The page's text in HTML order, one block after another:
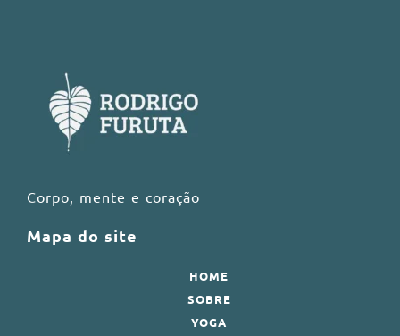
Corpo, mente e coração
Mapa do site
HOME
SOBRE
YOGA